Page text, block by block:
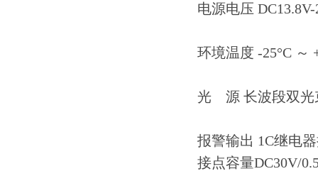
电源电压
环境温度 -25°C ～
光 源 长波段双光
报警输出 1C继电
接点容量DC30V/